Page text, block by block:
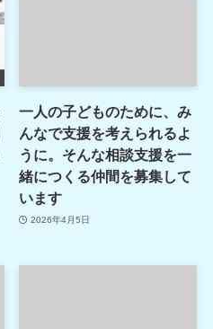
一人の子どものために、み
んなで支援を考えられるよ
うに。そんな相談支援を一
緒につくる仲間を募集して
います
2026年4月5日